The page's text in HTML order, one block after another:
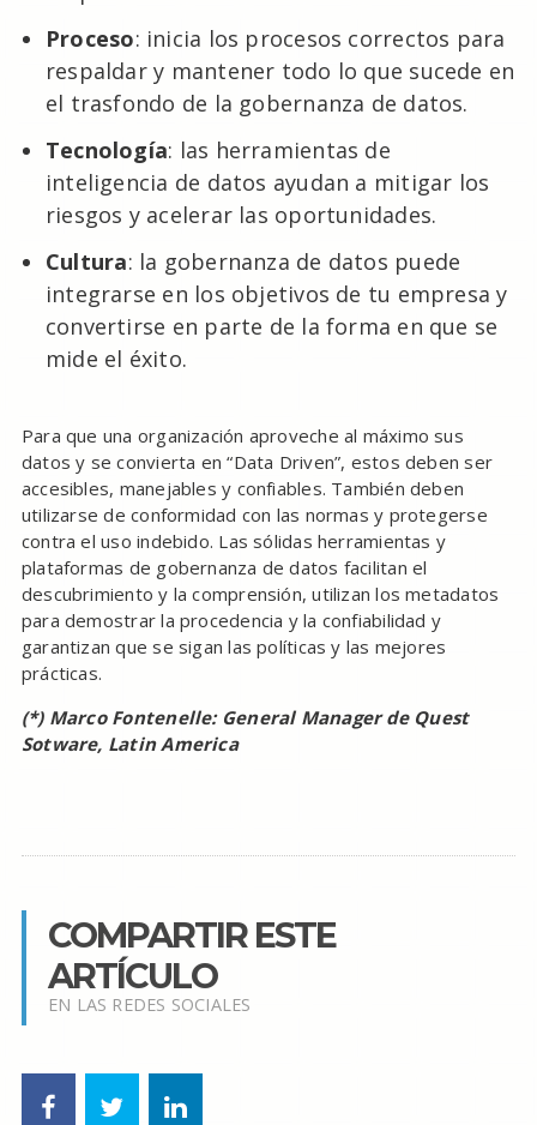
Proceso: inicia los procesos correctos para
respaldar y mantener todo lo que sucede en
el trasfondo de la gobernanza de datos.
Tecnología: las herramientas de
inteligencia de datos ayudan a mitigar los
riesgos y acelerar las oportunidades.
Cultura: la gobernanza de datos puede
integrarse en los objetivos de tu empresa y
convertirse en parte de la forma en que se
mide el éxito.
Para que una organización aproveche al máximo sus
datos y se convierta en “Data Driven”, estos deben ser
accesibles, manejables y confiables. También deben
utilizarse de conformidad con las normas y protegerse
contra el uso indebido. Las sólidas herramientas y
plataformas de gobernanza de datos facilitan el
descubrimiento y la comprensión, utilizan los metadatos
para demostrar la procedencia y la confiabilidad y
garantizan que se sigan las políticas y las mejores
prácticas.
(*) Marco Fontenelle: General Manager de Quest
Sotware, Latin America
COMPARTIR ESTE
ARTÍCULO
EN LAS REDES SOCIALES